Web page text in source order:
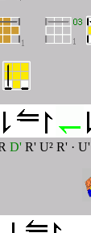
D' R' U² R' · U'